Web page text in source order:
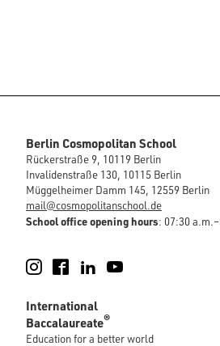
Berlin Cosmopolitan School
Rückerstraße 9, 10119 Berlin
Invalidenstraße 130, 10115 Berlin
Müggelheimer Damm 145, 12559 Berlin
mail@cosmopolitanschool.de
School office opening hours: 07:30
Instagram
FacebookLinkedIn
International
Baccalaureate®
Education for a better world